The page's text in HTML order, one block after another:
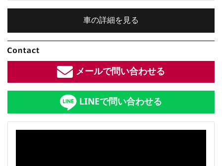
車の詳細を見る
車検： 2年付
修復歴：なし
中古車
メールで問い合わせる
LINEで問い合わせる